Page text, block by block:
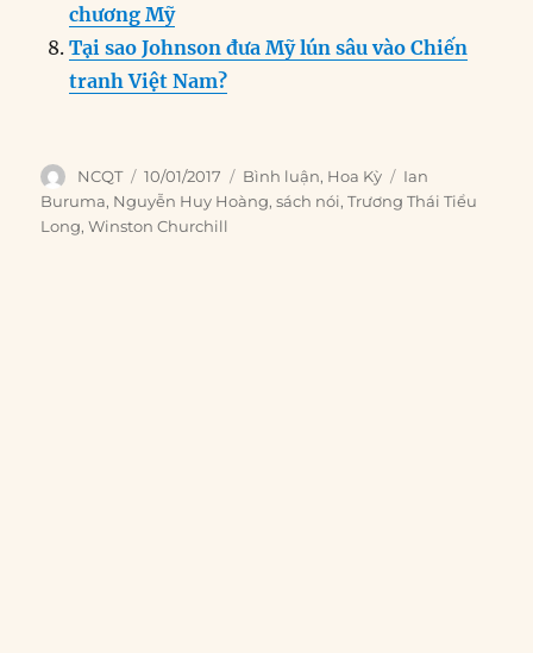
chương Mỹ
Tại sao Johnson đưa Mỹ lún sâu vào Chiến
tranh Việt Nam?
Author
NCQT
Posted
on
10/01/2017 Categories
Bình luận, Hoa Kỳ Tags
Ian
Buruma, Nguyễn Huy Hoàng,sách nói,Trương Thái Tiểu
Long,Winston Churchill